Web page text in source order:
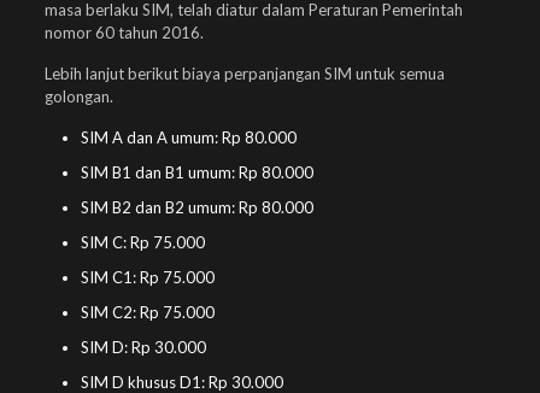
masa berlaku SIM, telah diatur dalam Peraturan Pemerintah
nomor 60 tahun 2016.
Lebih lanjut berikut biaya perpanjangan SIM untuk semua
golongan.
SIM A dan A umum: Rp 80.000
SIM B1 dan B1 umum: Rp 80.000
SIM B2 dan B2 umum: Rp 80.000
SIM C: Rp 75.000
SIM C1: Rp 75.000
SIM C2: Rp 75.000
SIM D: Rp 30.000
SIM D khusus D1: Rp 30.000